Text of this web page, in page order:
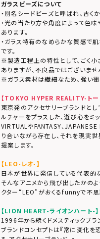
ガラスビーズについて
・別名シードビーズと呼ばれ、古く
・光の当たり方や角度によって色
あります。
・ガラス特有のなめらかな質感で
です。
※製造工程上の特性として、ごく
ありますが、不良品ではございませ
※ガラス素材は繊細なため、強い衝
【TOKYO HYPER REALITY-トー
東京発のアクセサリーブランドとし
ルチャーをプラスした、遊び心をミ
VIRTUALやFANTASY、
り合いながら存在し、それを現実
提案します。
【LEO-レオ-】
日本が世界に発信している代表的
そんなアニメから飛び出したかの
クター“LEO”がおくるfunnyで不思
【LION HEART-ライオンハート-】
1996年から続くドメスティックブラ
ブランドコンセプトは『常に変化